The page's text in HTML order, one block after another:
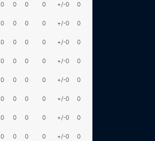
0 0 0 0 +/-0 0
0 0 0 0 +/-0 0
0 0 0 0 +/-0 0
0 0 0 0 +/-0 0
0 0 0 0 +/-0 0
0 0 0 0 +/-0 0
0 0 0 0 +/-0 0
0 0 0 0 +/-0 0